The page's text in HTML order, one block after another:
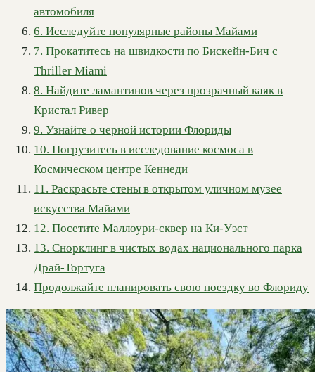
автомобиля
6. Исследуйте популярные районы Майами
7. Прокатитесь на швидкости по Бискейн-Бич с
Thriller Miami
8. Найдите ламантинов через прозрачный каяк в
Кристал Ривер
9. Узнайте о черной истории Флориды
10. Погрузитесь в исследование космоса в
Космическом центре Кеннеди
11. Раскрасьте стены в открытом уличном музее
искусства Майами
12. Посетите Маллоури-сквер на Ки-Уэст
13. Снорклинг в чистых водах национального парка
Драй-Тортуга
Продолжайте планировать свою поездку во Флориду